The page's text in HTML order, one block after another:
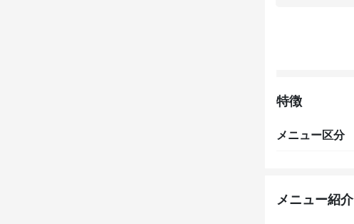
特徴
メニュー区分
メニュー紹介